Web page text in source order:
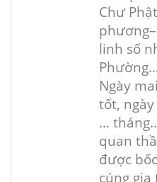
Chư
phương
linh số
Ngày
tốt,
…
quan
được
cúng